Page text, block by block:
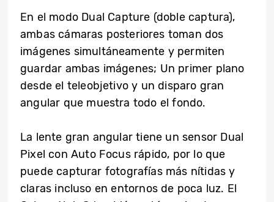
En el modo Dual Capture (doble captura),
ambas cámaras posteriores toman dos
imágenes simultáneamente y permiten
guardar ambas imágenes; Un primer plano
desde el teleobjetivo y un disparo gran
angular que muestra todo el fondo.
La lente gran angular tiene un sensor Dual
Pixel con Auto Focus rápido, por lo que
puede capturar fotografías más nítidas y
claras incluso en entornos de poca luz. El